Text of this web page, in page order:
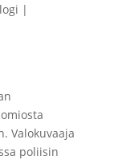
Valokuvaaja
poliisin